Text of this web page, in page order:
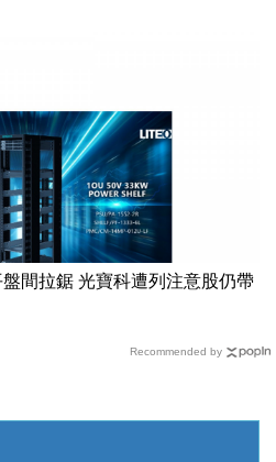
列注意股仍帶
Recommended by